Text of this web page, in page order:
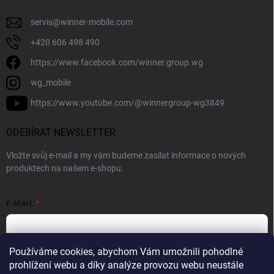
Používáme cookies, abychom Vám umožnili pohodlné
prohlížení webu a díky analýze provozu webu neustále
servis@winner-mobile.com
+420 606 498 490
https://www.facebook.com/winner.group.wg
wg_mobile
https://www.youtube.com/@winnergroup-wg3849
ODEBÍRAT NEWSLETTER
Vložte svůj e-mail a my vám budeme zasílat informace o nových
produktech na našem e-shopu.
E-MAIL
Vložením e-mailové adresy souhlasíte se zpracováním osobních